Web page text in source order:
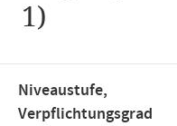
1)
Niveaustufe,
Verpflichtungsgrad